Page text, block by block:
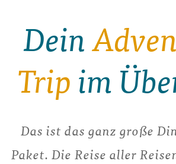
Dein
Trip im
Das ist das ganz große
Paket. Die Reise aller